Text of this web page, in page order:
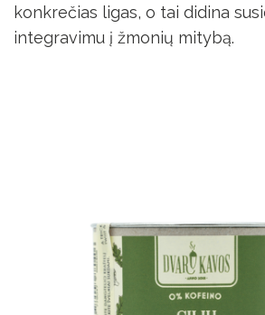
konkrečias ligas, o tai didina
integravimu į žmonių mitybą.